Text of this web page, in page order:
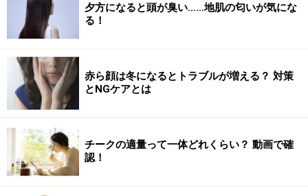
夕方になると頭が臭い……地肌の匂いが気にな
る！
赤ら顔は冬になるとトラブルが増える？ 対策
とNGケアとは
チークの適量って一体どれくらい？ 動画で確
認！